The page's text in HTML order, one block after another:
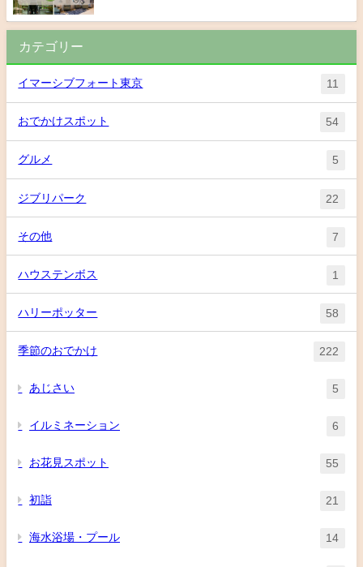
カテゴリー
イマーシブフォート東京 11
おでかけスポット 54
グルメ 5
ジブリパーク 22
その他 7
ハウステンボス 1
ハリーポッター 58
季節のおでかけ 222
あじさい 5
イルミネーション 6
お花見スポット 55
初詣 21
海水浴場・プール 14